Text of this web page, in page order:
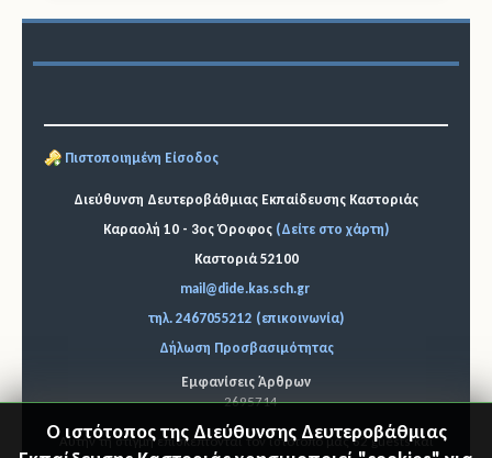
Πιστοποιημένη Είσοδος
Διεύθυνση Δευτεροβάθμιας Εκπαίδευσης Καστοριάς
Καραολή 10 - 3ος Όροφος (Δείτε στο χάρτη)
Καστοριά 52100
mail@dide.kas.sch.gr
τηλ. 2467055212 (επικοινωνία)
Δήλωση Προσβασιμότητας
Εμφανίσεις Άρθρων
2695714
Αυτήν τη στιγμή επισκέπτονται τον ιστότοπό μας 62 guests και
Ο ιστότοπος της Διεύθυνσης Δευτεροβάθμιας